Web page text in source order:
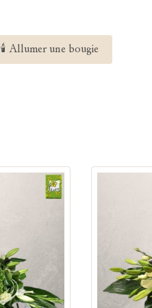
🕯 Allumer une bougie